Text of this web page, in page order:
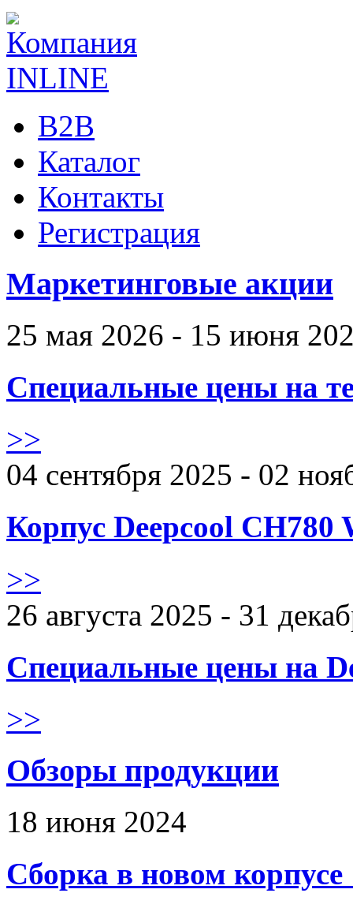
B2B
Каталог
Контакты
Регистрация
Маркетинговые акции
25 мая 2026 - 15 июня
Специальные цены на
>>
04 сентября 2025 - 02
Корпус Deepcool CH780
>>
26 августа 2025 - 31
Специальные цены на
>>
Обзоры продукции
18 июня 2024
Сборка в новом